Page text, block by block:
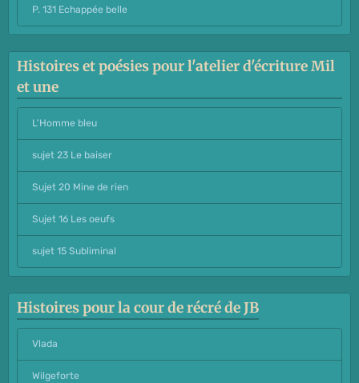
P. 131 Echappée belle
Histoires et poésies pour l'atelier d'écriture Mil
et une
L'Homme bleu
sujet 23 Le baiser
Sujet 20 Mine de rien
Sujet 16 Les oeufs
sujet 15 Subliminal
Histoires pour la cour de récré de JB
Vlada
Wilgeforte